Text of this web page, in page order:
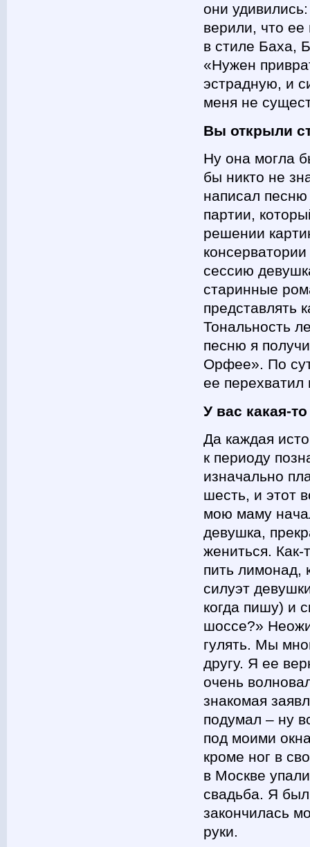
они
верили, что ее
в стиле Баха,
«Нужен
эстрадную, и
меня не
Вы открыли
Ну она могла
бы никто не
написал
партии,
решении
сессию
старинные
представлять
Тональность
песню я
Орфее». По
ее
У вас какая-
Да каждая
к периоду
изначально
шесть, и этот
мою маму
девушка,
жениться.
пить лимонад,
силуэт
когда пишу) и
шоссе?»
гулять. Мы
другу. Я ее
очень
знакомая
подумал – ну
под моими
кроме ног в
в Москве
свадьба. Я
закончилась
руки.